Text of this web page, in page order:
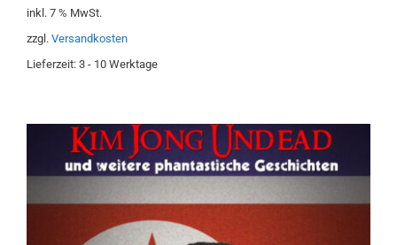
n
inkl. 7 % MwSt.
zzgl. Versandkosten
Lieferzeit: 3 - 10 Werktage